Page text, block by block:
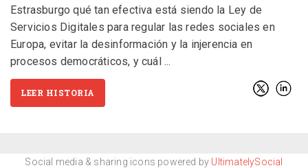
Estrasburgo qué tan efectiva está siendo la Ley de
Servicios Digitales para regular las redes sociales en
Europa, evitar la desinformación y la injerencia en
procesos democráticos, y cuál
LEER HISTORIA
Social media & sharing icons powered by UltimatelySocial